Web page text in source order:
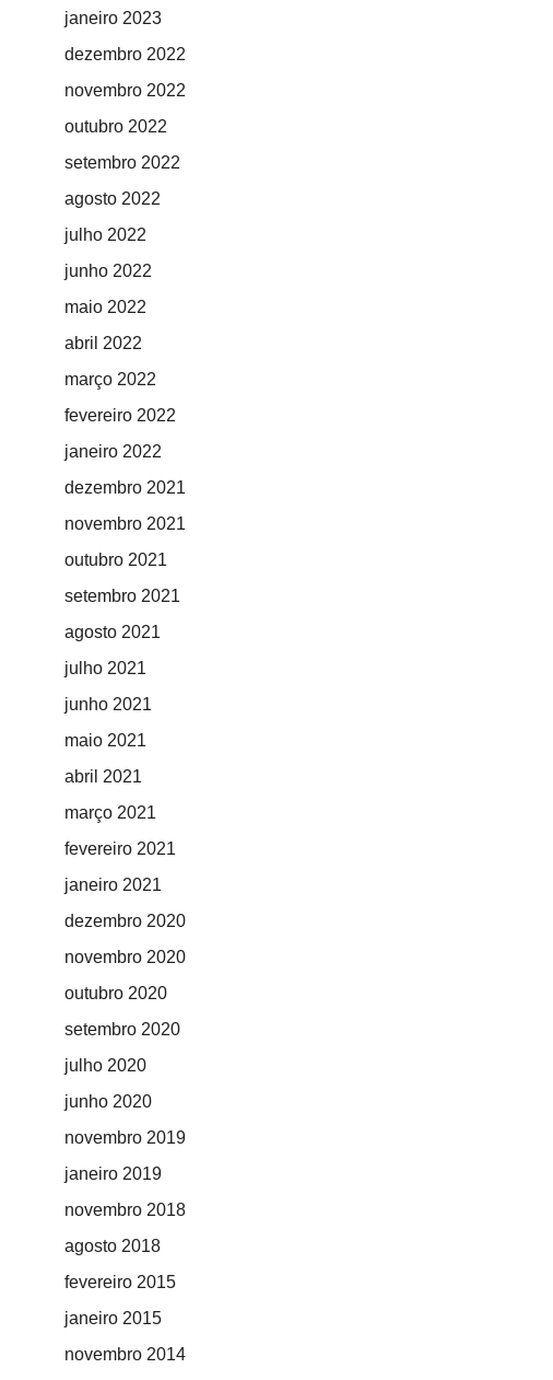
janeiro 2023
dezembro 2022
novembro 2022
outubro 2022
setembro 2022
agosto 2022
julho 2022
junho 2022
maio 2022
abril 2022
março 2022
fevereiro 2022
janeiro 2022
dezembro 2021
novembro 2021
outubro 2021
setembro 2021
agosto 2021
julho 2021
junho 2021
maio 2021
abril 2021
março 2021
fevereiro 2021
janeiro 2021
dezembro 2020
novembro 2020
outubro 2020
setembro 2020
julho 2020
junho 2020
novembro 2019
janeiro 2019
novembro 2018
agosto 2018
fevereiro 2015
janeiro 2015
novembro 2014